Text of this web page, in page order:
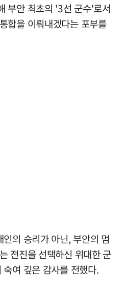
부안 최초의 '3선 군수'로서
합을 이뤄내겠다는 포부를
의 승리가 아닌, 부안의 멈
전진을 선택하신 위대한 군
여 깊은 감사를 전했다.